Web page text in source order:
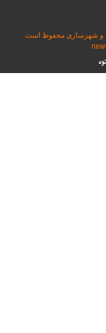
و شهرسازی محفوظ است